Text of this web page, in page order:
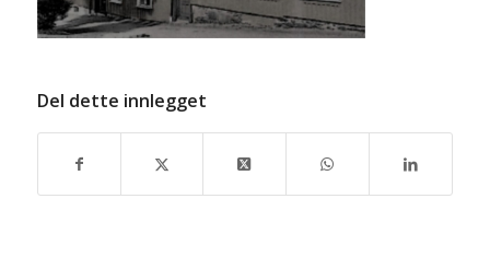
Del dette innlegget